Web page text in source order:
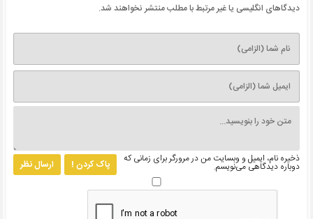
دیدگاهای انگلیسی یا غیر مرتبط با مطلب منتشر نخواهند شد.
ارسال نظر پاک کردن ! ذخیره نام، ایمیل و وبسایت من در مرورگر برای زمانی که
دوباره دیدگاهی می‌نویسم.